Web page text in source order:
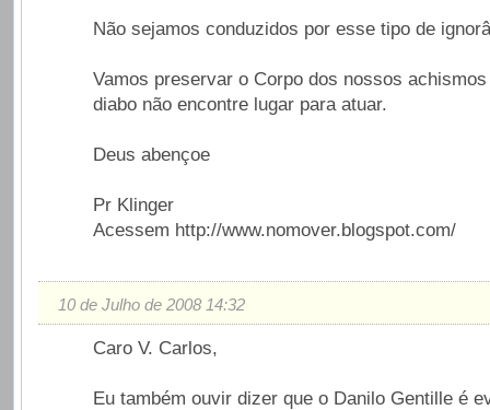
Não sejamos conduzidos por esse tipo de
Vamos preservar o Corpo dos nossos
diabo não encontre lugar para atuar.
Deus abençoe
Pr Klinger
Acessem http://www.nomover.blogspot.com/
10 de Julho de 2008 14:32
Caro V. Carlos,
Eu também ouvir dizer que o Danilo Gentille é